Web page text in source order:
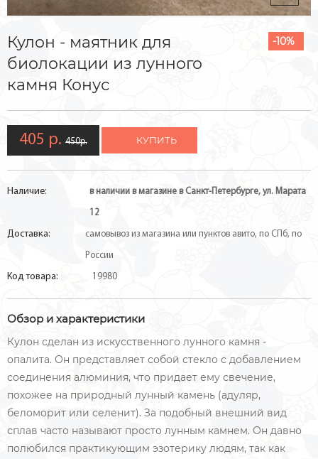
-10%
Кулон - маятник для
биолокации из лунного
камня Конус
405 р. 450р. КУПИТЬ
Наличие: в наличии в магазине в Санкт-Петербурге, ул. Марата
12
Доставка: самовывоз из магазина или пунктов авито, по СПб, по
России
Код товара: 19980
Обзор и характеристики
Кулон сделан из искусственного лунного камня -
опалита. Он представляет собой стекло с добавлением
соединения алюминия, что придает ему свечение,
похожее на природный лунный камень (адуляр,
беломорит или селенит). За подобный внешний вид
сплав часто называют просто лунным камнем. Он давно
полюбился практикующим эзотерику людям, так как